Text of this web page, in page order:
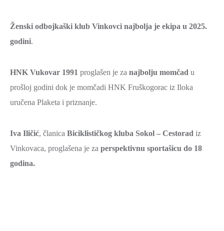
Ženski odbojkaški klub Vinkovci najbolja je ekipa u 2025.
godini.
HNK Vukovar 1991 proglašen je za najbolju momčad u
prošloj godini dok je momčadi HNK Fruškogorac iz Iloka
uručena Plaketa i priznanje.
Iva Iličić, članica Biciklističkog kluba Sokol – Cestorad iz
Vinkovaca, proglašena je za perspektivnu sportašicu do 18
godina.